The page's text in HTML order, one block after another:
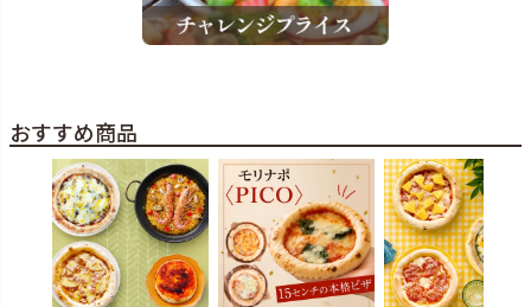
おすすめ商品